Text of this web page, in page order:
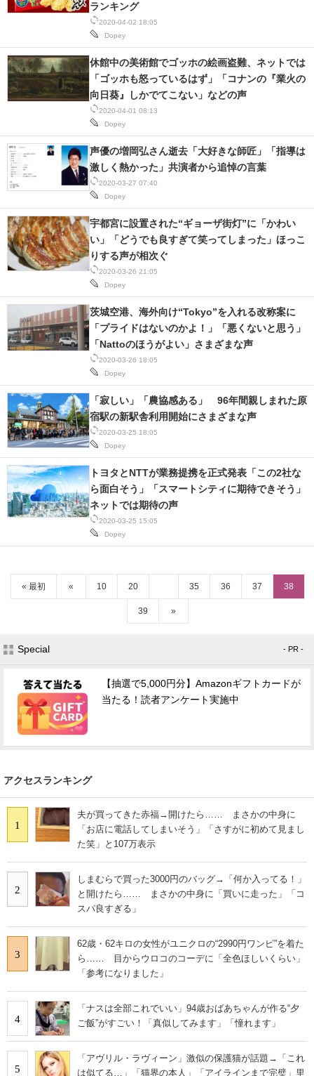
2020-04-02 18:05
Dopey
ランキング
2020-04-01 08:13
Dopey
休館中の美術館でゴッホの絵画盗難、ネットでは
「ゴッホも怒っているはず」「コナンの『業火の
向日葵』しかでてこない」などの声
2020-03-27 07:40
Dopey
声優の増岡弘さん逝去「大好きな師匠」「指導は
激しく熱かった」共演者から追悼の言葉
2020-03-26 21:05
Dopey
宇都宮に設置された“ギョーザ街灯”に「かわい
い」「どうでも良すぎて笑ってしまった」ほっこ
りする声が相次ぐ
2020-03-26 18:05
Dopey
茨城空港、海外向け“Tokyo”を入れる改称案に
「プライドはないのかよ！」「悪くないと思う」
「Nattoのほうがよい」さまざまな声
2020-03-25 18:05
Dopey
「寂しい」「農協感ある」 96年間親しまれた原
宿駅の新駅舎利用開始にさまざまな声
2020-03-25 15:05
Dopey
トヨタとNTTが業務提携を正式発表「この2社な
ら面白そう」「スマートシティに期待できそう」
ネットでは期待の声
« 最初 « 10 20 35 36 37 38
39 »
Special - PR -
【抽選で5,000円分】Amazonギフトカードが
当たる！読者アンケート実施中
アクセスランキング
1
夫が買ってきた赤福→開けたら…… まさかの中身に
「お店に電話してしまいそう」「さすがに初めて見まし
た笑」と107万表示
2
しまむらで買った3000円のバッグ→「何か入ってる！」
と開けたら…… まさかの中身に「買いに走った」「コ
スパ良すぎる」
3
62歳・62キロの女性がユニクロの“2990円ワンピ”を着た
ら…… 目からウロコのコーデに「全色ほしいくらい」
「参考になりました」
4
「ナスは全部これでいい」94歳おばあちゃんが作る“夕
ご飯”がすごい！「真似してみます」「憧れます」
5
「アヴリル・ラヴィーン」激似の保護猫が話題→「これ
は似てる…」「猫界の本人」「アイラインまで完璧」里